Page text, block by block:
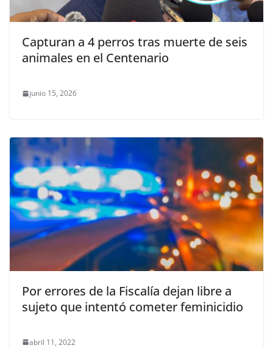
Capturan a 4 perros tras muerte de seis
animales en el Centenario
junio 15, 2026
Por errores de la Fiscalía dejan libre a
sujeto que intentó cometer feminicidio
abril 11, 2022